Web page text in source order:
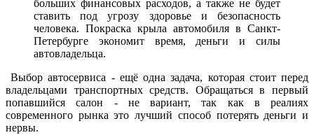
больших финансовых расходов, а также не будет
ставить под угрозу здоровье и безопасность
человека. Покраска крыла автомобиля в Санкт-
Петербурге экономит время, деньги и силы
автовладельца.
Выбор автосервиса - ещё одна задача, которая стоит перед
владельцами транспортных средств. Обращаться в первый
попавшийся салон - не вариант, так как в реалиях
современного рынка это лучший способ потерять деньги и
нервы.